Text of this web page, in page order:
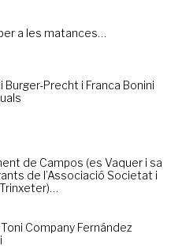
a les matances…
Burger-Precht i Franca Bonini
de Campos (es Vaquer i sa
de l’Associació Societat i
Company Fernández